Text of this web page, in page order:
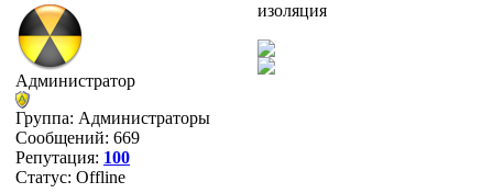
Администратор
Группа: Администраторы
Сообщений: 669
Репутация: 100
Статус: Offline
изоляция